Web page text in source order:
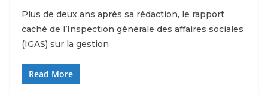
Plus de deux ans après sa rédaction, le rapport
caché de l’Inspection générale des affaires sociales
(IGAS) sur la gestion
Read More